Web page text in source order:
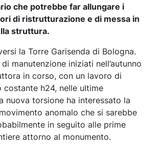
che potrebbe far allungare i
di ristrutturazione e di messa in
struttura.
la Torre Garisenda di Bologna.
manutenzione iniziati nell’autunno
in corso, con un lavoro di
costante h24, nelle ultime
nuova torsione ha interessato la
anomalo che si sarebbe
in seguito alle prime
attorno al monumento.